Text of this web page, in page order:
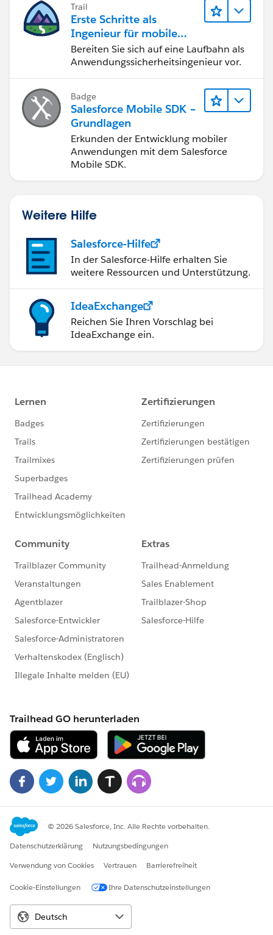
Trail
Erste Schritte als
Ingenieur für mobile
Anwendungssicherheit
Bereiten Sie sich auf eine Laufbahn als
Anwendungssicherheitsingenieur vor.
Badge
Salesforce Mobile SDK –
Grundlagen
Erkunden der Entwicklung mobiler
Anwendungen mit dem Salesforce
Mobile SDK.
Weitere Hilfe
Salesforce-Hilfe
In der Salesforce-Hilfe erhalten Sie
weitere Ressourcen und Unterstützung.
IdeaExchange
Reichen Sie Ihren Vorschlag bei
IdeaExchange ein.